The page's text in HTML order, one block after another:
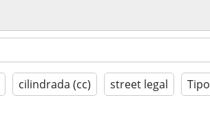
cilindrada (cc) street legal Tipo